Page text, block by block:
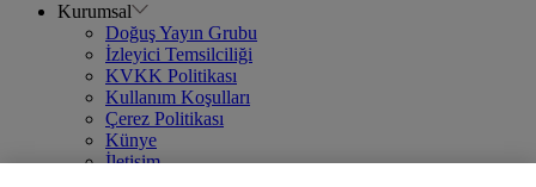
Kurumsal
Doğuş Yayın Grubu
İzleyici Temsilciliği
KVKK Politikası
Kullanım Koşulları
Çerez Politikası
Künye
İletişim